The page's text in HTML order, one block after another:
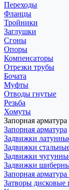
Переходы
Фланцы
Тройники
Заглушки
Сгоны
Опоры
Компенсаторы
Отрезки трубы
Бочата
Муфты
Отводы гнутые
Резьба
Хомуты
Запорная арматура
Запорная арматура
Задвижки
Задвижки
Задвижки
Задвижки
Запорная
Затворы дисковые